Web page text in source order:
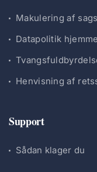
Makulering af
Datapolitik
Henvisning af
Support
Sådan klager du